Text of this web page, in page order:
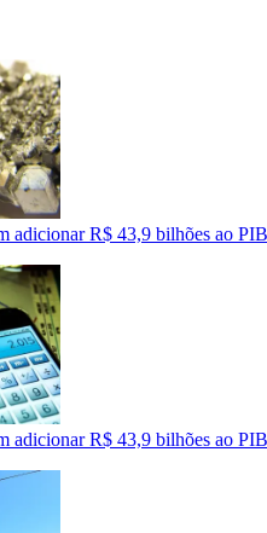
adicionar R$ 43,9 bilhões ao
adicionar R$ 43,9 bilhões ao